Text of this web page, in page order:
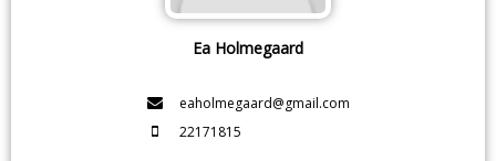
Ea Holmegaard
eaholmegaard@gmail.com
22171815